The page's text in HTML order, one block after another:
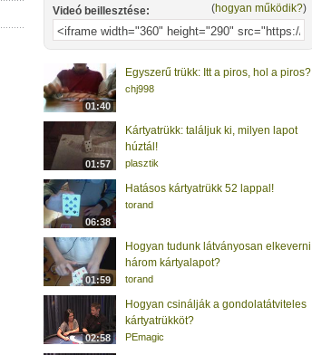
Videó beillesztése: (hogyan működik?)
01:40
Egyszerű trükk: Itt a piros, hol a piros?
chj998
01:57
Kártyatrükk: találjuk ki, milyen lapot
húztál!
plasztik
06:38
Hatásos kártyatrükk 52 lappal!
torand
01:59
Hogyan tudunk látványosan elkeverni
három kártyalapot?
torand
02:58
Hogyan csinálják a gondolatátviteles
kártyatrükköt?
PEmagic